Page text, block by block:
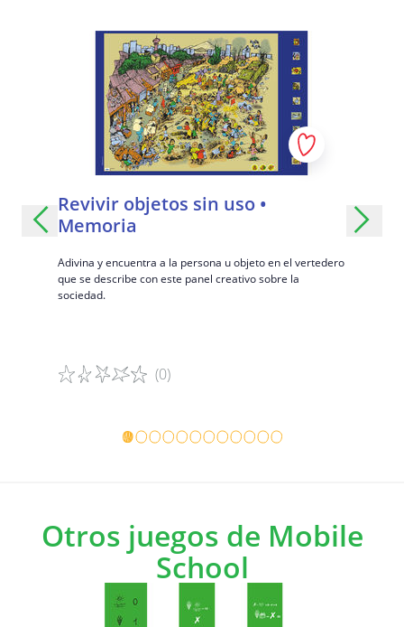
Revivir objetos sin uso •
Memoria
Adivina y encuentra a la persona u objeto en el vertedero
que se describe con este panel creativo sobre la
sociedad.
(0)
Detalles del juego
Otros juegos de Mobile
School